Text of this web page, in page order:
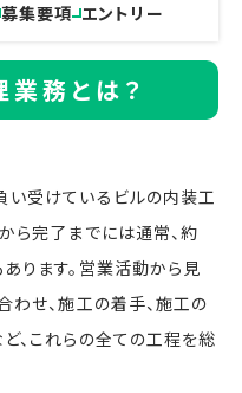
募集要項 エントリー
務とは？
い受けているビルの内装工
ら完了までには通常、約
ります。営業活動から見
わせ、施工の着手、施工の
、これらの全ての工程を総